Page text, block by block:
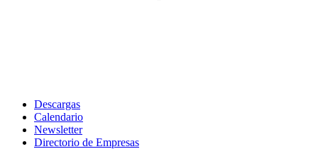
Descargas
Calendario
Newsletter
Directorio de Empresas